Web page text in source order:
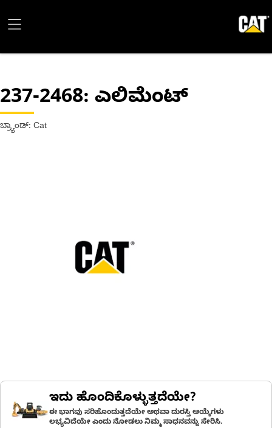
237-2468: ಎಲಿಮೆಂಟ್
ಬ್ರ್ಯಾಂಡ್: Cat
ಇದು ಹೊಂದಿಕೊಳ್ಳುತ್ತದೆಯೇ?
ಈ ಭಾಗವು ಸರಿಹೊಂದುತ್ತದೆಯೇ ಅಥವಾ ದುರಸ್ತಿ ಆಯ್ಕೆಗಳು
ಲಭ್ಯವಿದೆಯೇ ಎಂದು ನೋಡಲು ನಿಮ್ಮ ಸಾಧನವನ್ನು ಸೇರಿಸಿ.